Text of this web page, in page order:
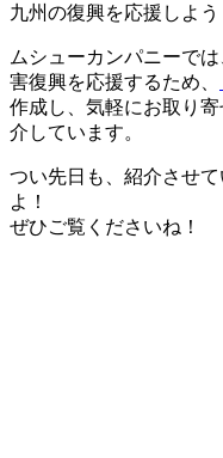
九州の復興を応援しよう
ムシューカンパニーで
害復興を応援するため、
作成し、気軽にお取り
介しています。
つい先日も、紹介させ
よ！
ぜひご覧くださいね！